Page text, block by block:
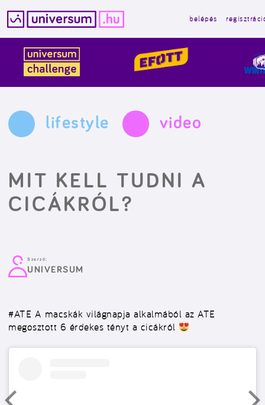
tartalomba
belépés
lifestyle video
MIT KELL TUDNI A
CICÁKRÓL?
Szerző:
UNIVERSUM
#ATE A macskák világnapja alkalmából az ATE
megosztott 6 érdekes tényt a cicákról